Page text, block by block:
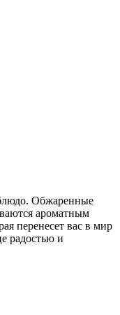
Обжаренные
ароматным
перенесет вас в мир
радостью и